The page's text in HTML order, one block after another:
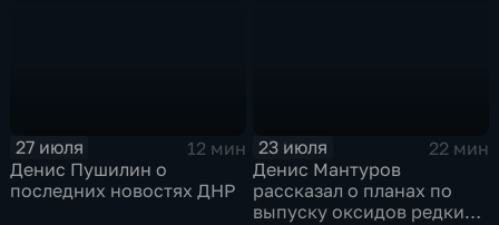
27 июля
12 мин
Денис Пушилин о
последних новостях ДНР
23 июля
22 мин
Денис Мантуров
рассказал о планах по
выпуску оксидов редких